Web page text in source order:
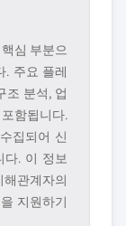
심 부분으
. 주요 플레
조 분석, 업
함됩니다.
집되어 신
다. 이 정보
관계자의
지원하기